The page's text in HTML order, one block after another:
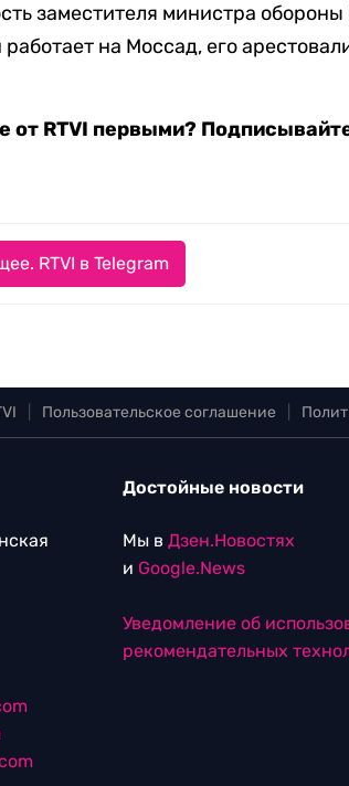
заместителя министра
на Моссад, его
от RTVI первыми?
RTVI в Telegram
Пользовательское соглашение
Достойные новости
Мы в Дзен.Новостях
и Google.News
Уведомление об
рекомендательных